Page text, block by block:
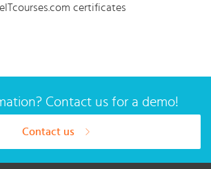
certificates
Contact us for a demo!
Contact us